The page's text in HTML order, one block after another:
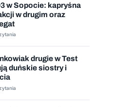
w Sopocie: kapryśna
w drugim oraz
drugie w Test
duńskie siostry i